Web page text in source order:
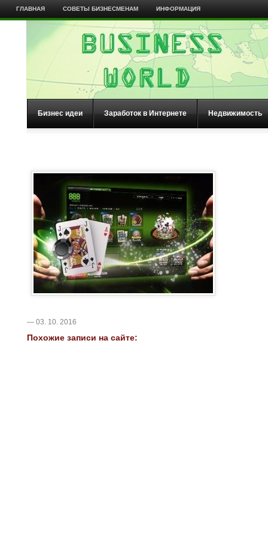
ГЛАВНАЯ СОВЕТЫ БИЗНЕСМЕНАМ ИНФОРМАЦИЯ
Бизнес идеи Заработок в Интернете Недвижимость
— 03. 10. 2016
Похожие записи на сайте: